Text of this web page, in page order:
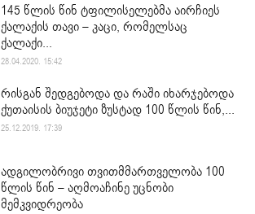
145 წლის წინ ტფილისელებმა აირჩიეს
ქალაქის თავი – კაცი, რომელსაც
ქალაქი...
28.04.2020. 15:42
რისგან შედგებოდა და რაში იხარჯებოდა
ქუთაისის ბიუჯეტი ზუსტად 100 წლის წინ,...
25.12.2019. 17:39
ადგილობრივი თვითმმართველობა 100
წლის წინ – აღმოაჩინე უცნობი
მემკვიდრეობა